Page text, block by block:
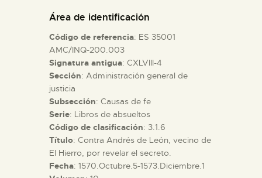
ESPAÑOL
PREPARAR LA VISITA
ACTIVIDADES
█
Área de identificación
Código de referencia: ES 35001
AMC/INQ-200.003
Signatura antigua: CXLVIII-4
Sección: Administración general de
justicia
Subsección: Causas de fe
Serie: Libros de absueltos
Código de clasificación: 3.1.6
Título: Contra Andrés de León, vecino de
El Hierro, por revelar el secreto.
Fecha: 1570.Octubre.5-1573.Diciembre.1